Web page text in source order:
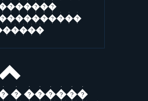
� ������